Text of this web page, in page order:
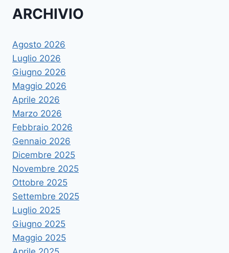
ARCHIVIO
Agosto 2026
Luglio 2026
Giugno 2026
Maggio 2026
Aprile 2026
Marzo 2026
Febbraio 2026
Gennaio 2026
Dicembre 2025
Novembre 2025
Ottobre 2025
Settembre 2025
Luglio 2025
Giugno 2025
Maggio 2025